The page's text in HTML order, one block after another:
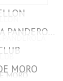
2025-02-20 ENTREVISTA MEDI TV - LA PANDEROLA
MORO